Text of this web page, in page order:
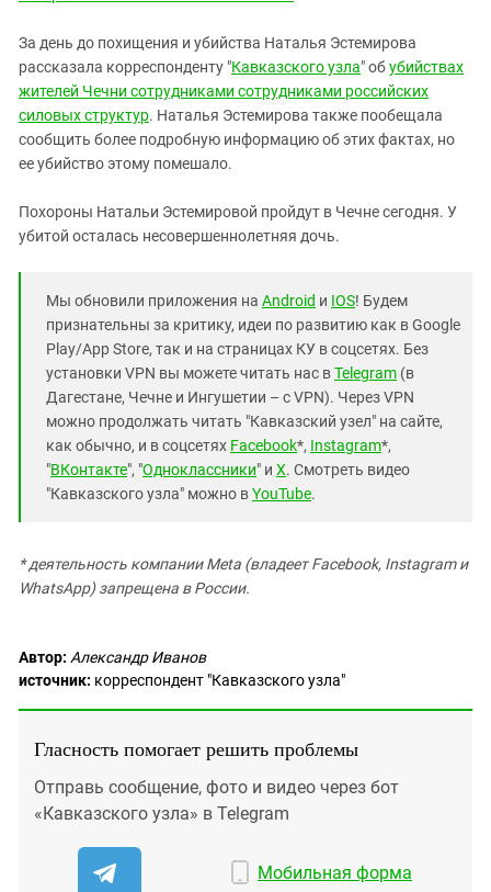
За день до похищения и убийства Наталья Эстемирова
рассказала корреспонденту "Кавказского узла" обубийствах
жителей Чечни сотрудниками сотрудниками российских
силовых структур. Наталья Эстемирова также пообещала
сообщить более подробную информацию об этих фактах, но
ее убийство этому помешало.
Похороны Натальи Эстемировой пройдут в Чечне сегодня. У
убитой осталась несовершеннолетняя дочь.
Мы обновили приложения на Android и IOS! Будем
признательны за критику, идеи по развитию как в Google
Play/App Store, так и на страницах КУ в соцсетях. Без
установки VPN вы можете читать нас вTelegram (в
Дагестане, Чечне и Ингушетии – с VPN). Через VPN
можно продолжать читать "Кавказский узел" на сайте,
как обычно, и в соцсетях Facebook*, Instagram*,
"ВКонтакте", "Одноклассники" и X. Смотреть видео
"Кавказского узла" можно вYouTube.
* деятельность компании Meta (владеет Facebook, Instagram и
WhatsApp) запрещена в России.
Автор: Александр Иванов
источник: корреспондент "Кавказского узла"
Гласность помогает решить проблемы
Отправь сообщение, фото и видео через бот
«Кавказского узла» в Telegram
Мобильная форма